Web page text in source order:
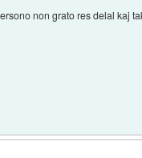
non grato res delal kaj